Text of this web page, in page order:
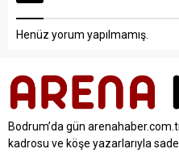
Henüz yorum yapılmamış.
Bodrum’da gün
kadrosu ve köşe yazarlarıyla